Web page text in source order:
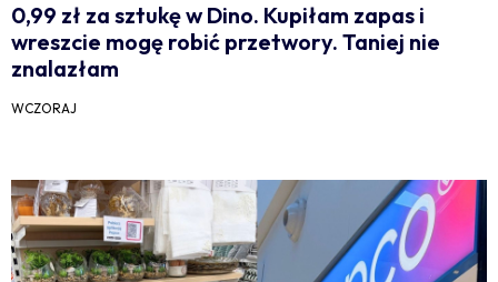
0,99 zł za sztukę w Dino. Kupiłam zapas i
wreszcie mogę robić przetwory. Taniej nie
znalazłam
WCZORAJ